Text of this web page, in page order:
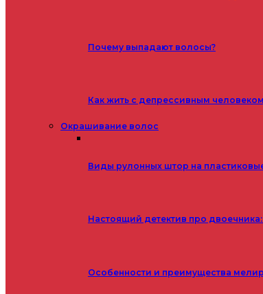
Почему выпадают волосы?
Как жить с депрессивным человеком
Окрашивание волос
Виды рулонных штор на
Настоящий детектив про
Особенности и преимущества